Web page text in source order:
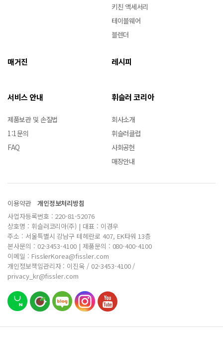
키친 액세서리
테이블웨어
블렌더
매거진 레시피
서비스 안내
제품보관 및 손질법
1:1문의
FAQ
휘슬러 코리아
회사소개
휘슬러클럽
사회공헌
매장안내
이용약관
개인정보처리방침
사업자등록번호 : 220-81-52076
상호명 : 휘슬러코리아(주) | 대표 : 이경우
주소 : 서울특별시 강남구 테헤란로 407, EK타워 13층
본사문의 : 02-3453-4100 | 제품문의 : 080-400-4100
이메일 : FisslerKorea@fissler.com
개인정보책임관리자 : 이진욱 / 02-3453-4100 /
privacy_kr@fissler.com